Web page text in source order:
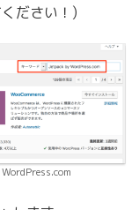
ださい！)